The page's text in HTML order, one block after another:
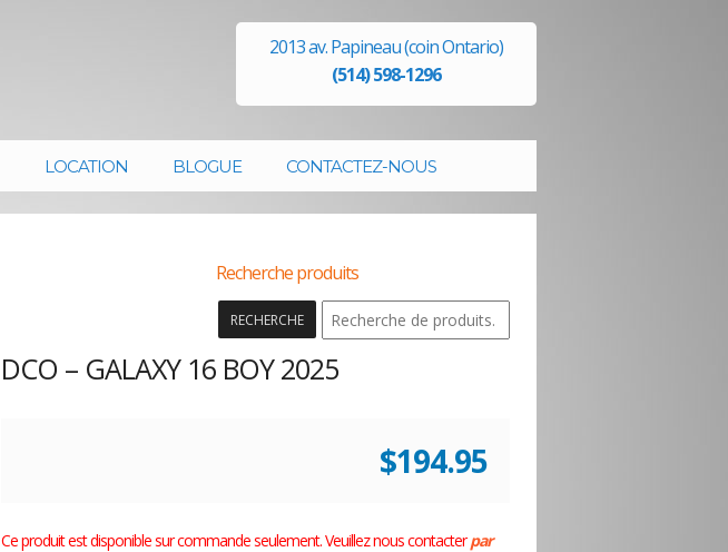
2013 av. Papineau (coin Ontario)
(514) 598-1296
LOCATION BLOGUE CONTACTEZ-NOUS
Recherche produits
RECHERCHE
DCO – GALAXY 16 BOY 2025
$194.95
Ce produit est disponible sur commande seulement. Veuillez nous contacterpar